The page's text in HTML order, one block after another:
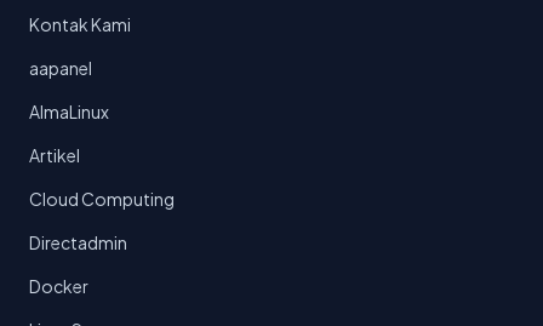
Kontak Kami
aapanel
AlmaLinux
Artikel
Cloud Computing
Directadmin
Docker